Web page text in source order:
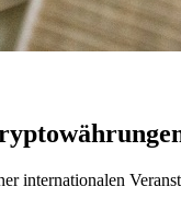
internationalen